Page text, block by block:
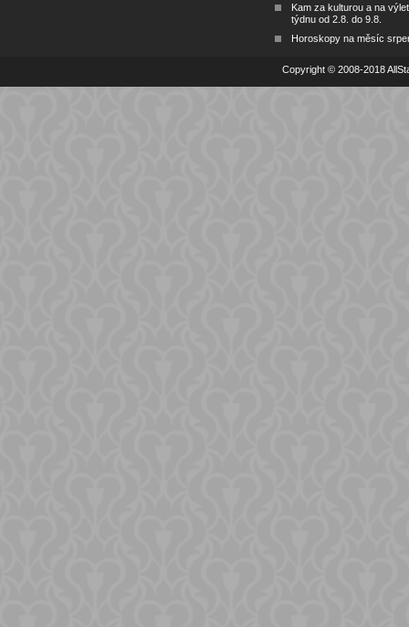
Kam za kulturou a na
týdnu od 2.8. do 9.8.
Horoskopy na měsíc
Copyright © 2008-2018